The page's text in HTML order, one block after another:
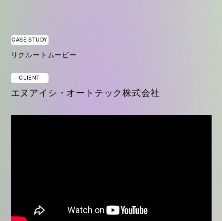
CASE STUDY
リクルートムービー
CLIENT
エヌアイシ・オートテック株式会社